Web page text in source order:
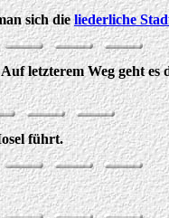
sich dieliederliche
letzterem Weg geht es
führt.